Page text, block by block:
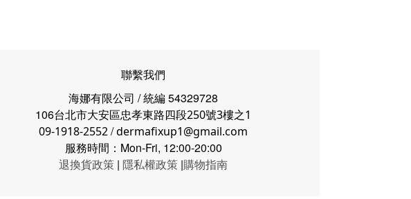
聯繫我們
海娜有限公司 / 統編 54329728
106台北市大安區忠孝東路四段250號3樓之1
09-1918-2552/dermafixup1@gmail.com
服務時間：Mon-Fri, 12:00-20:00
退換貨政策 | 隱私權政策 |購物指南